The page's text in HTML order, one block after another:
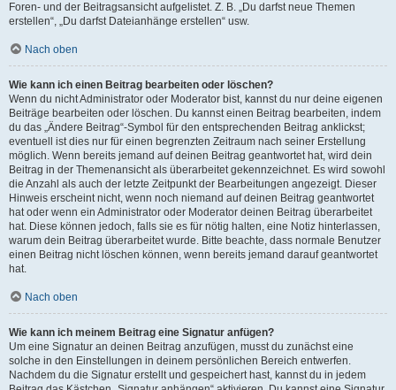
Foren- und der Beitragsansicht aufgelistet. Z. B. „Du darfst neue Themen
erstellen“, „Du darfst Dateianhänge erstellen“ usw.
Nach oben
Wie kann ich einen Beitrag bearbeiten oder löschen?
Wenn du nicht Administrator oder Moderator bist, kannst du nur deine eigenen
Beiträge bearbeiten oder löschen. Du kannst einen Beitrag bearbeiten, indem
du das „Ändere Beitrag“-Symbol für den entsprechenden Beitrag anklickst;
eventuell ist dies nur für einen begrenzten Zeitraum nach seiner Erstellung
möglich. Wenn bereits jemand auf deinen Beitrag geantwortet hat, wird dein
Beitrag in der Themenansicht als überarbeitet gekennzeichnet. Es wird sowohl
die Anzahl als auch der letzte Zeitpunkt der Bearbeitungen angezeigt. Dieser
Hinweis erscheint nicht, wenn noch niemand auf deinen Beitrag geantwortet
hat oder wenn ein Administrator oder Moderator deinen Beitrag überarbeitet
hat. Diese können jedoch, falls sie es für nötig halten, eine Notiz hinterlassen,
warum dein Beitrag überarbeitet wurde. Bitte beachte, dass normale Benutzer
einen Beitrag nicht löschen können, wenn bereits jemand darauf geantwortet
hat.
Nach oben
Wie kann ich meinem Beitrag eine Signatur anfügen?
Um eine Signatur an deinen Beitrag anzufügen, musst du zunächst eine
solche in den Einstellungen in deinem persönlichen Bereich entwerfen.
Nachdem du die Signatur erstellt und gespeichert hast, kannst du in jedem